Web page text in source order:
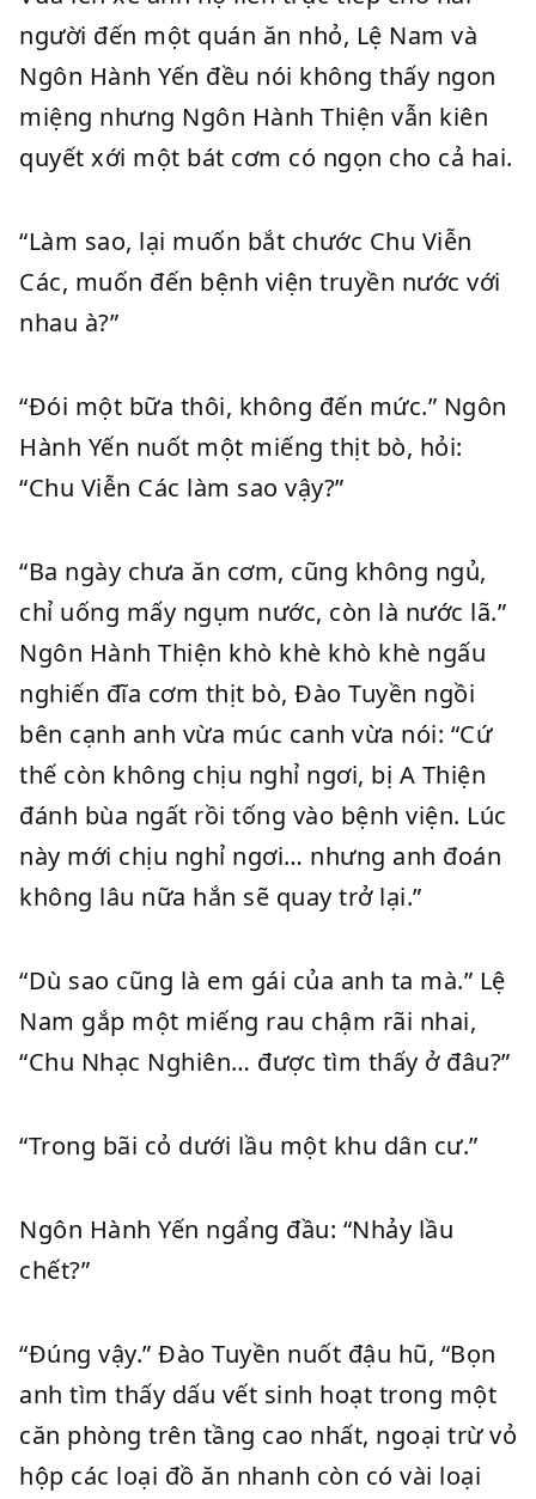
người đến một quán ăn nhỏ, Lệ Nam và
Ngôn Hành Yến đều nói không thấy ngon
miệng nhưng Ngôn Hành Thiện vẫn kiên
quyết xới một bát cơm có ngọn cho cả hai.
“Làm sao, lại muốn bắt chước Chu Viễn
Các, muốn đến bệnh viện truyền nước với
nhau à?”
“Đói một bữa thôi, không đến mức.” Ngôn
Hành Yến nuốt một miếng thịt bò, hỏi:
“Chu Viễn Các làm sao vậy?”
“Ba ngày chưa ăn cơm, cũng không ngủ,
chỉ uống mấy ngụm nước, còn là nước lã.”
Ngôn Hành Thiện khò khè khò khè ngấu
nghiến đĩa cơm thịt bò, Đào Tuyền ngồi
bên cạnh anh vừa múc canh vừa nói: “Cứ
thế còn không chịu nghỉ ngơi, bị A Thiện
đánh bùa ngất rồi tống vào bệnh viện. Lúc
này mới chịu nghỉ ngơi… nhưng anh đoán
không lâu nữa hắn sẽ quay trở lại.”
“Dù sao cũng là em gái của anh ta mà.” Lệ
Nam gắp một miếng rau chậm rãi nhai,
“Chu Nhạc Nghiên… được tìm thấy ở đâu?”
“Trong bãi cỏ dưới lầu một khu dân cư.”
Ngôn Hành Yến ngẩng đầu: “Nhảy lầu
chết?”
“Đúng vậy.” Đào Tuyền nuốt đậu hũ, “Bọn
anh tìm thấy dấu vết sinh hoạt trong một
căn phòng trên tầng cao nhất, ngoại trừ vỏ
hộp các loại đồ ăn nhanh còn có vài loại